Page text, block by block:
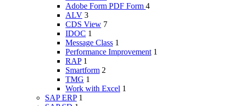
Adobe Form PDF Form 4
ALV 3
CDS View 7
IDOC 1
Message Class 1
Performance Improvement 1
RAP 1
Smartform 2
TMG 1
Work with Excel 1
SAP ERP 1